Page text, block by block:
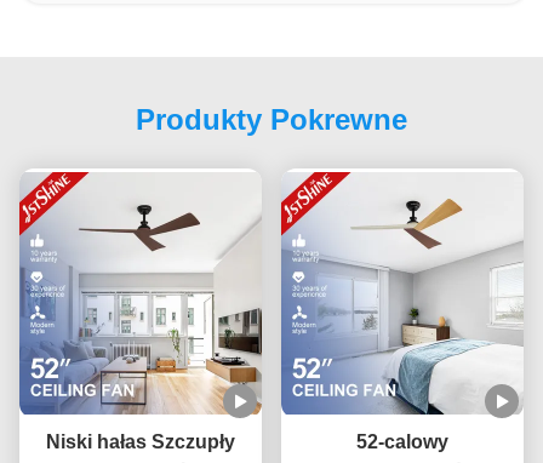
Produkty Pokrewne
Niski hałas Szczupły
52-calowy